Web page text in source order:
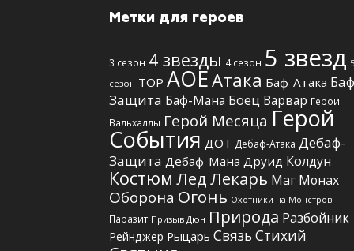
Метки для героев
3 сезон 4 звезды 4 сезон 5 звезд 5
сезон TOP АОЕАтака Баф-Атака
Защита Баф-Мана Боец Варвар Герои
Вальхаллы Герой Месяца Герой
События ДОТ Дебаф-Атака Дебаф-
Защита Дебаф-Мана Друид Колдун
Костюм ЛедЛекарь Маг Монах
Оборона Огонь Охотники на Монстров
Паразит Призыв Дюн Природа Разбойник
Рейнджер Рыцарь Связь Стихий